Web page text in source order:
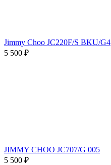
Jimmy Choo JC220F/S BKU/G4
5 500 ₽
JIMMY CHOO JC707/G 005
5 500 ₽